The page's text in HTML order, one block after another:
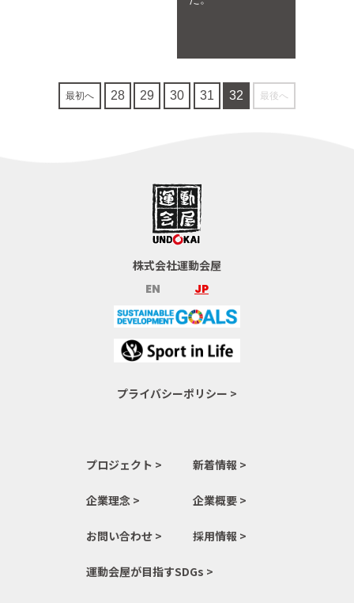
最初へ 28 29 30 31 32 最後へ
株式会社運動会屋
EN
JP
プライバシーポリシー >
プロジェクト > 新着情報 >
企業理念 > 企業概要 >
お問い合わせ > 採用情報 >
運動会屋が目指すSDGs >